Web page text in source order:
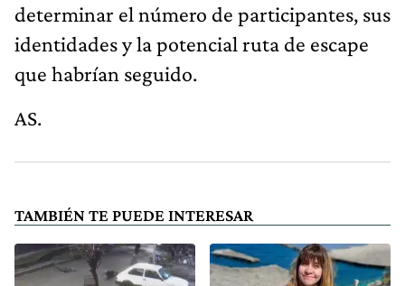
determinar el número de participantes, sus
identidades y la potencial ruta de escape
que habrían seguido.
AS.
TAMBIÉN TE PUEDE INTERESAR